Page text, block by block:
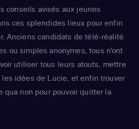
conseils avisés aux jeunes
ces splendides lieux pour enfin
Anciens candidats de télé-réalité
ou simples anonymes, tous n'ont
utiliser tous leurs atouts, mettre
idées de Lucie, et enfin trouver
qua non pour pouvoir quitter la